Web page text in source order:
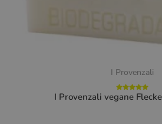
I Provenzali
I Provenzali vegane